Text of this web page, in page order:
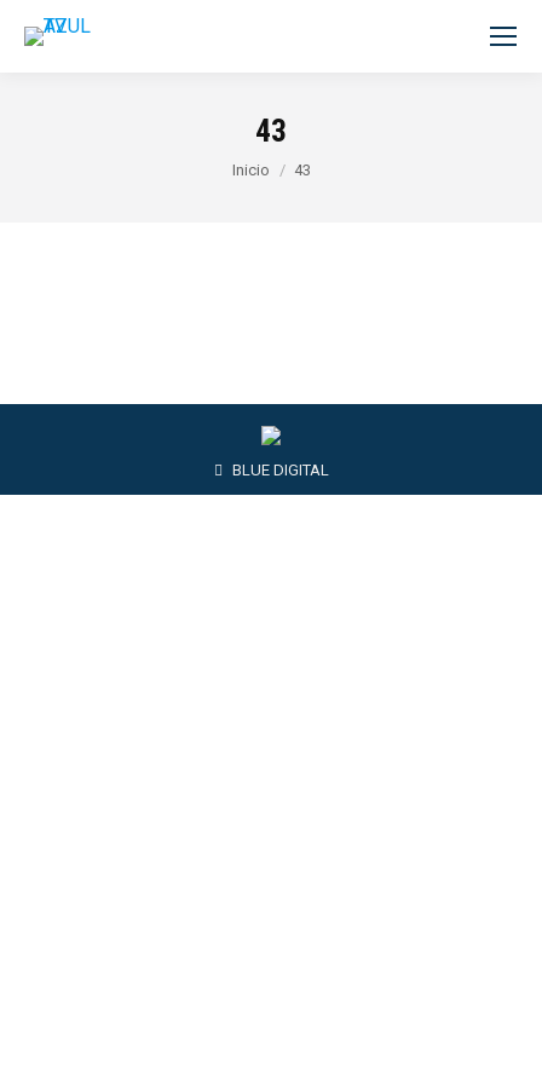
43
Estás aquí:
Inicio 43
BLUE DIGITAL